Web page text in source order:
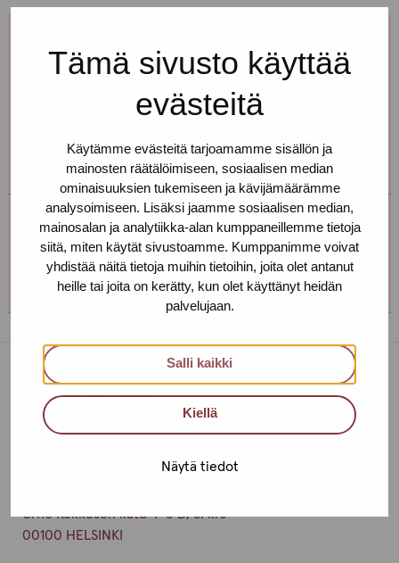
Tämä sivusto käyttää
evästeitä
Käytämme evästeitä tarjoamamme sisällön ja
mainosten räätälöimiseen, sosiaalisen median
ominaisuuksien tukemiseen ja kävijämäärämme
analysoimiseen. Lisäksi jaamme sosiaalisen median,
mainosalan ja analytiikka-alan kumppaneillemme tietoja
siitä, miten käytät sivustoamme. Kumppanimme voivat
yhdistää näitä tietoja muihin tietoihin, joita olet antanut
heille tai joita on kerätty, kun olet käyttänyt heidän
palvelujaan.
Salli kaikki
Kiellä
Näytä tiedot
Etkö pääse asioimaan meillä
torstaisin?
arkipäivinä tapaamiset ajanvarauksella.
Tampereen toimipiste
+358 (0)45 265 0480
Toimipisteet
Ota yhteyttä
Urho Kekkosen katu 4-6 B, 5. krs
00100 HELSINKI